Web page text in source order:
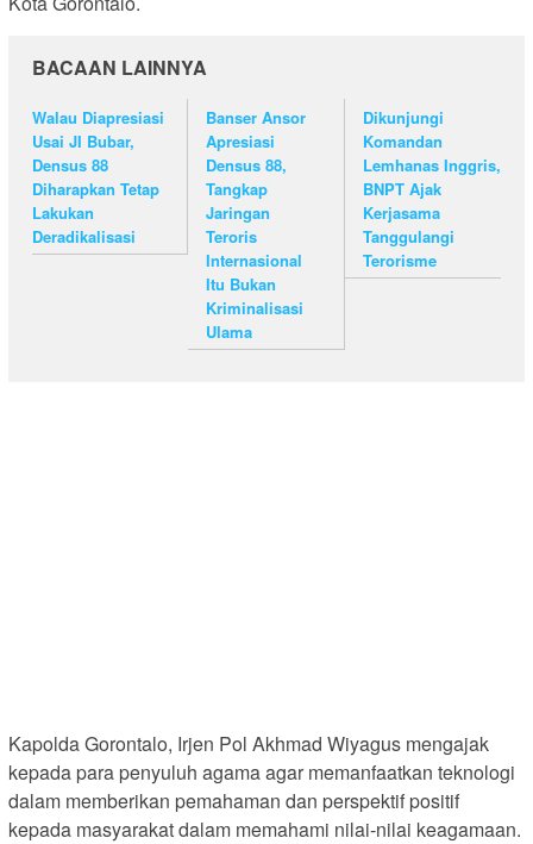
BACAAN LAINNYA
Walau Diapresiasi
Usai JI Bubar,
Densus 88
Diharapkan Tetap
Lakukan
Deradikalisasi
Banser Ansor
Apresiasi
Densus 88,
Tangkap
Jaringan
Teroris
Internasional
Itu Bukan
Kriminalisasi
Ulama
Dikunjungi
Komandan
Lemhanas Inggris,
BNPT Ajak
Kerjasama
Tanggulangi
Terorisme
Kapolda Gorontalo, Irjen Pol Akhmad Wiyagus mengajak
kepada para penyuluh agama agar memanfaatkan teknologi
dalam memberikan pemahaman dan perspektif positif
kepada masyarakat dalam memahami nilai-nilai keagamaan.